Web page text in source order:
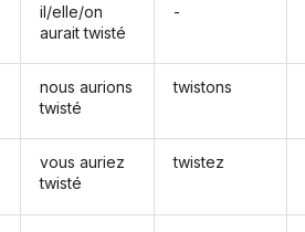
il/elle/on
aurait twisté
nous aurions
twisté
vous auriez
twisté
-
twistons
twistez